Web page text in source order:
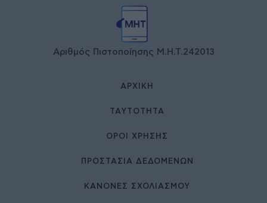
Αριθμός Πιστοποίησης Μ.Η.Τ.242013
ΑΡΧΙΚΉ
ΤΑΥΤΌΤΗΤΑ
ΌΡΟΙ ΧΡΉΣΗΣ
ΠΡΟΣΤΑΣΙΑ ΔΕΔΟΜΕΝΩΝ
ΚΑΝΟΝΕΣ ΣΧΟΛΙΑΣΜΟΥ